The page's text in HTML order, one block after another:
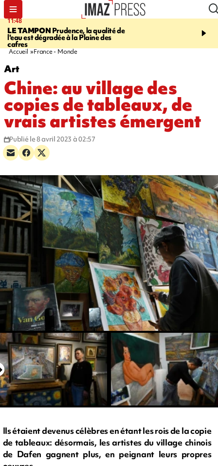
11:48
LE TAMPON Prudence, la qualité de
l'eau est dégradée à la Plaine des
cafres
12:48
Cap Lahoussaye du 10
Accueil France - Monde
Art
Chine: au village des
copies de tableaux, de
vrais artistes émergent
Publié le 8 avril 2023 à 02:57
Ils étaient devenus célèbres en étant les rois de la copie
de tableaux: désormais, les artistes du village chinois
de Dafen gagnent plus, en peignant leurs propres